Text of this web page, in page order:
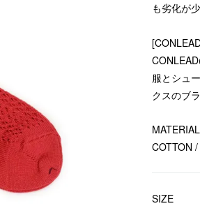
も劣化が
服とシュ
クスのブラ
MATERIAL
COTTON
SIZE